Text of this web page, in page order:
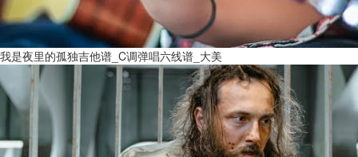
我是夜里的孤独吉他谱_C调弹唱六线谱_大美